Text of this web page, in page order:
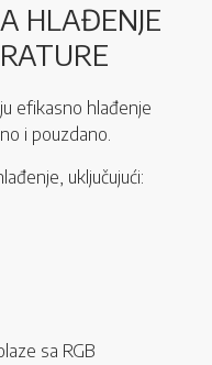
HLAĐENJE
efikasno hlađenje
i pouzdano.
uključujući:
sa RGB